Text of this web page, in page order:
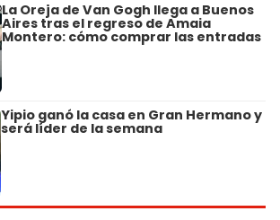
La Oreja de Van Gogh llega a Buenos
Aires tras el regreso de Amaia
Montero: cómo comprar las entradas
Yipio ganó la casa en Gran Hermano y
será líder de la semana